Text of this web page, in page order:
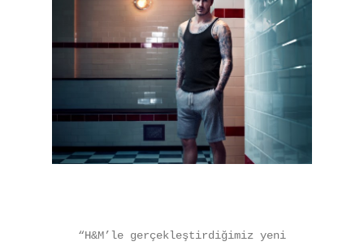
“H&M’le gerçekleştirdiğimiz yeni